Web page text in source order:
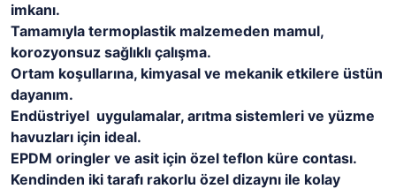
imkanı.
Tamamıyla termoplastik malzemeden mamul,
korozyonsuz sağlıklı çalışma.
Ortam koşullarına, kimyasal ve mekanik etkilere üstün
dayanım.
Endüstriyel uygulamalar, arıtma sistemleri ve yüzme
havuzları için ideal.
EPDM oringler ve asit için özel teflon küre contası.
Kendinden iki tarafı rakorlu özel dizaynı ile kolay